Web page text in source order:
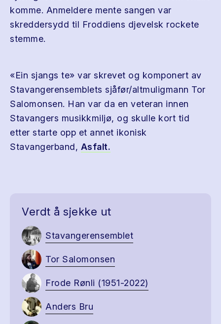
komme. Anmeldere mente sangen var
skreddersydd til Froddiens djevelsk rockete
stemme.
«Ein sjangs te» var skrevet og komponert av
Stavangerensemblets sjåfør/altmuligmann Tor
Salomonsen. Han var da en veteran innen
Stavangers musikkmiljø, og skulle kort tid
etter starte opp et annet ikonisk
Stavangerband, Asfalt.
Verdt å sjekke ut
Stavangerensemblet
Tor Salomonsen
Frode Rønli (1951-2022)
Anders Bru